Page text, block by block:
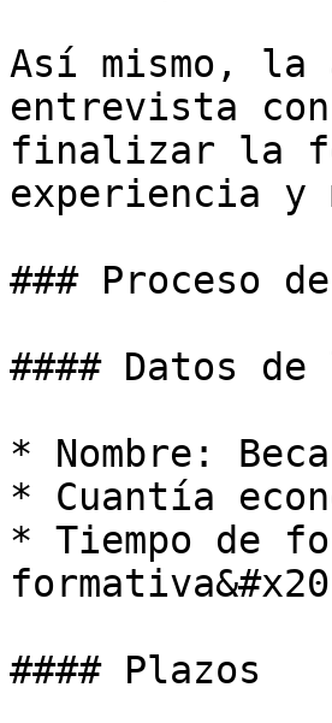
Así mismo,
entrevista
finalizar la
experiencia y
### Proceso
#### Datos
* Nombre:
* Cuantía
* Tiempo de
#### Plazos